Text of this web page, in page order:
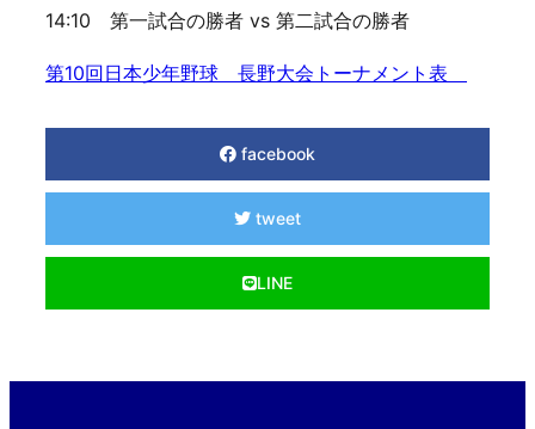
14:10 第一試合の勝者 vs 第二試合の勝者
第10回日本少年野球 長野大会トーナメント表
facebook
tweet
LINE